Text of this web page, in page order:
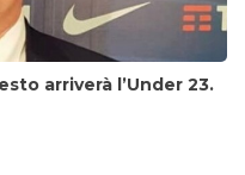
arriverà l’Under 23.